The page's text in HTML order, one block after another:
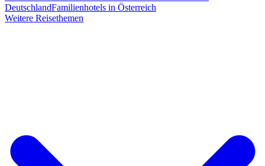
DeutschlandFamilienhotels in Österreich
Weitere Reisethemen